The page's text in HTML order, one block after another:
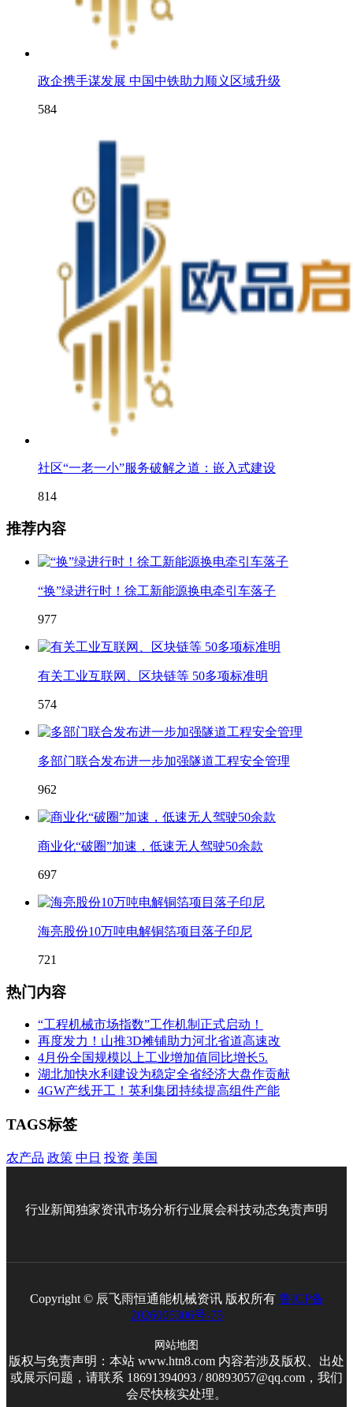
政企携手谋发展 中国中铁助力顺义区域升级
584
社区“一老一小”服务破解之道：嵌入式建设
814
推荐内容
“换”绿进行时！徐工新能源换电牵引车落子
977
有关工业互联网、区块链等 50多项标准明
574
多部门联合发布进一步加强隧道工程安全管理
962
商业化“破圈”加速，低速无人驾驶50余款
697
海亮股份10万吨电解铜箔项目落子印尼
721
热门内容
“工程机械市场指数”工作机制正式启动！
再度发力！山推3D摊铺助力河北省道高速改
4月份全国规模以上工业增加值同比增长5.
湖北加快水利建设为稳定全省经济大盘作贡献
4GW产线开工！英利集团持续提高组件产能
TAGS标签
农产品 政策 中日 投资 美国
行业新闻独家资讯市场分析行业展会科技动态免责声明
Copyright © 辰飞雨恒通能机械资讯 版权所有 鲁ICP备
2026005306号-75
网站地图
版权与免责声明：本站 www.htn8.com 内容若涉及版权、出处
或展示问题，请联系 18691394093 / 80893057@qq.com，我们
会尽快核实处理。